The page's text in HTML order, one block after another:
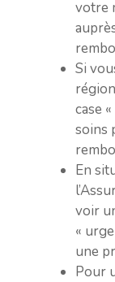
votre
Si
case
soins
En
voir
«
une
Pour